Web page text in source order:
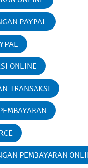
PAYPAL
ONLINE
TRANSAKSI
PEMBAYARAN